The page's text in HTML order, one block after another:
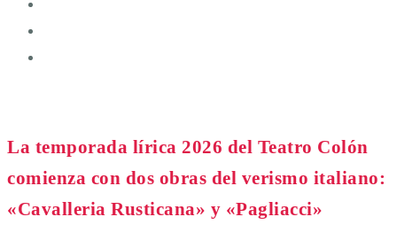
La temporada lírica 2026 del Teatro Colón
comienza con dos obras del verismo italiano:
«Cavalleria Rusticana» y «Pagliacci»